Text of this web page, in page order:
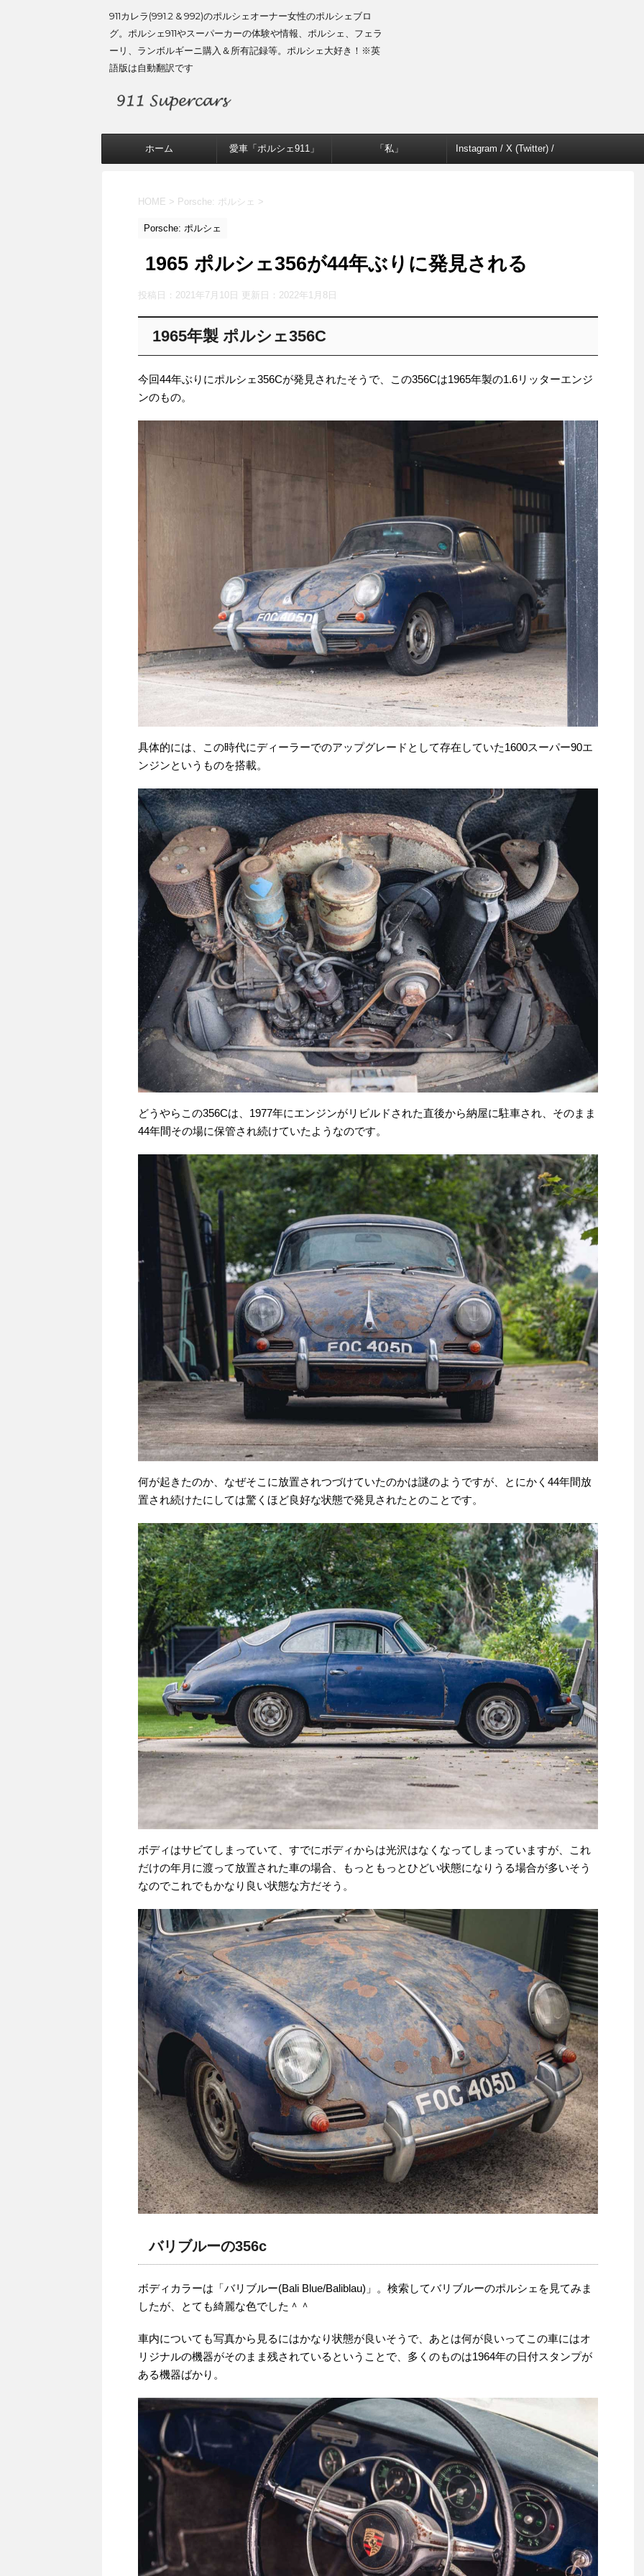
911カレラ(991.2 & 992)のポルシェオーナー女性のポルシェブロ
グ。ポルシェ911やスーパーカーの体験や情報、ポルシェ、フェラ
ーリ、ランボルギーニ購入＆所有記録等。ポルシェ大好き！※英
語版は自動翻訳です
ホーム 愛車「ポルシェ911」 「私」 Instagram / X (Twitter) /
HOME > Porsche: ポルシェ >
Porsche: ポルシェ
1965 ポルシェ356が44年ぶりに発見される
投稿日：2021年7月10日 更新日： 2022年1月8日
1965年製 ポルシェ356C
今回44年ぶりにポルシェ356Cが発見されたそうで、この356Cは1965年製の1.6リッターエンジ
ンのもの。
具体的には、この時代にディーラーでのアップグレードとして存在していた1600スーパー90エ
ンジンというものを搭載。
どうやらこの356Cは、1977年にエンジンがリビルドされた直後から納屋に駐車され、そのまま
44年間その場に保管され続けていたようなのです。
何が起きたのか、なぜそこに放置されつづけていたのかは謎のようですが、とにかく44年間放
置され続けたにしては驚くほど良好な状態で発見されたとのことです。
ボディはサビてしまっていて、すでにボディからは光沢はなくなってしまっていますが、これ
だけの年月に渡って放置された車の場合、もっともっとひどい状態になりうる場合が多いそう
なのでこれでもかなり良い状態な方だそう。
バリブルーの356c
ボディカラーは「バリブルー(Bali Blue/Baliblau)」。検索してバリブルーのポルシェを見てみま
したが、とても綺麗な色でした＾＾
車内についても写真から見るにはかなり状態が良いそうで、あとは何が良いってこの車にはオ
リジナルの機器がそのまま残されているということで、多くのものは1964年の日付スタンプが
ある機器ばかり。